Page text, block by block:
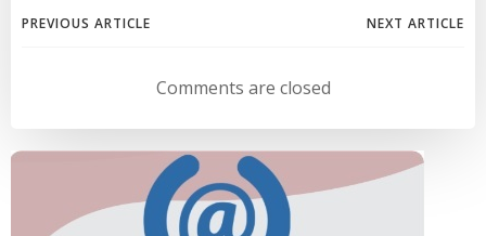
Navegación
entradas
PREVIOUS ARTICLE
Navegación
de
entradas
NEXT ARTICLE
Comments are closed